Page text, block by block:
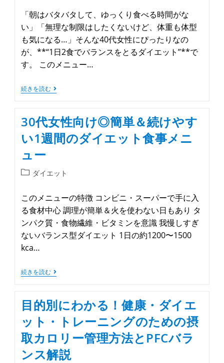
「朝はバタバタして、ゆっくり食べる時間がな
い」「無理な制限はしたくないけど、体重も体型
も気になる…」そんな40代女性にぴったりなの
が、**“1日2食でバランスをとるダイエット”**で
す。 このメニュー…
続きを読む
30代女性向け◎簡単＆続けやす
い1週間のダイエット食事メニ
ュー
ダイエット
このメニューの特徴 コンビニ・スーパーで手に入
る食材中心 調理が簡単＆火を使わない日もあり タ
ンパク質・食物繊維・ビタミンを意識 我慢しすぎ
ないバランス型ダイエット 1日の約1200〜1500
kca…
続きを読む
目的別にわかる！健康・ダイエ
ット・トレーニングのための摂
取カロリー管理方法とPFCバラ
ンス解説